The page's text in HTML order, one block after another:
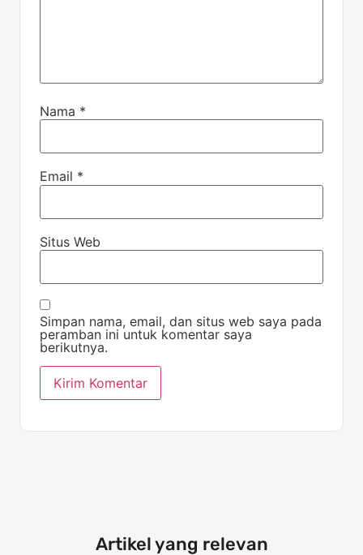
Nama *
Email *
Situs Web
Simpan nama, email, dan situs web saya pada
peramban ini untuk komentar saya
berikutnya.
Artikel yang relevan